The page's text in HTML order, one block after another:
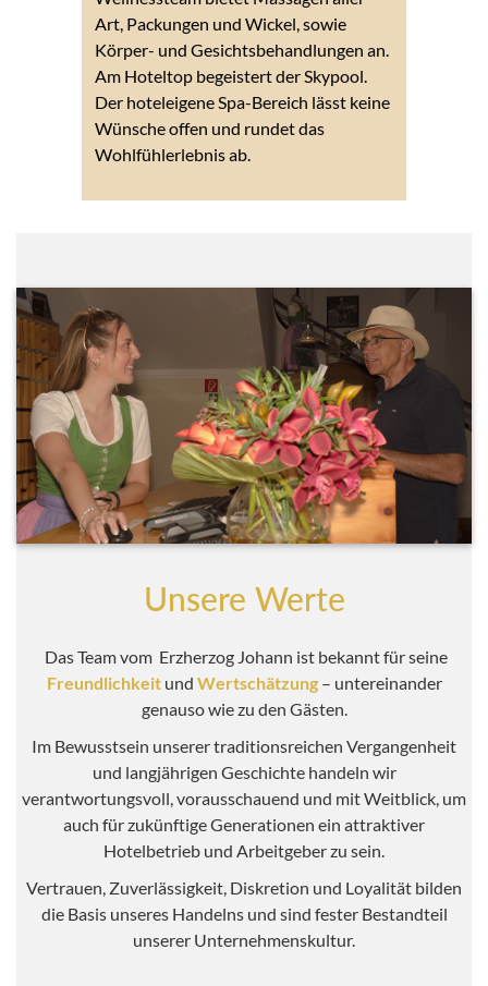
Art, Packungen und Wickel, sowie
Körper- und Gesichtsbehandlungen an.
Am Hoteltop begeistert der Skypool.
Der hoteleigene Spa-Bereich lässt keine
Wünsche offen und rundet das
Wohlfühlerlebnis ab.
Unsere Werte
Das Team vom Erzherzog Johann ist bekannt für seine
Freundlichkeit und Wertschätzung– untereinander
genauso wie zu den Gästen.
Im Bewusstsein unserer traditionsreichen Vergangenheit
und langjährigen Geschichte handeln wir
verantwortungsvoll, vorausschauend und mit Weitblick, um
auch für zukünftige Generationen ein attraktiver
Hotelbetrieb und Arbeitgeber zu sein.
Vertrauen, Zuverlässigkeit, Diskretion und Loyalität bilden
die Basis unseres Handelns und sind fester Bestandteil
unserer Unternehmenskultur.